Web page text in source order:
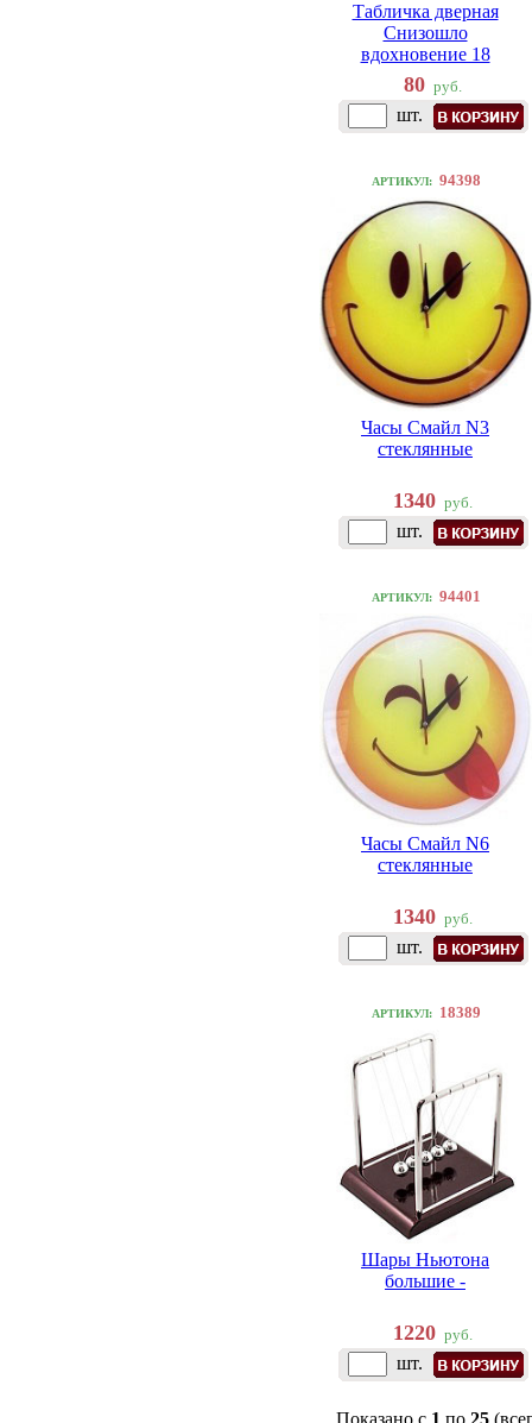
Табличка дверная
Снизошло
вдохновение 18
80 руб.
шт.
АРТИКУЛ: 94398
Часы Смайл N3
стеклянные
1340 руб.
шт.
АРТИКУЛ: 94401
Часы Смайл N6
стеклянные
1340 руб.
шт.
АРТИКУЛ: 18389
Шары Ньютона
большие -
1220 руб.
шт.
Показано с 1 по 25